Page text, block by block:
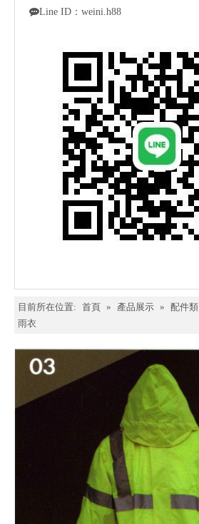
Line ID：weini.h88
目前所在位置: 首頁 » 產品展示 » 配件類
雨衣